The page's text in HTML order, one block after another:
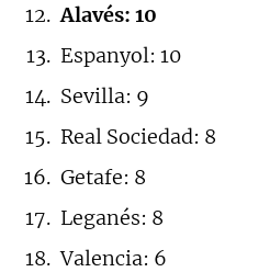
Alavés: 10
Espanyol: 10
Sevilla: 9
Real Sociedad: 8
Getafe: 8
Leganés: 8
Valencia: 6